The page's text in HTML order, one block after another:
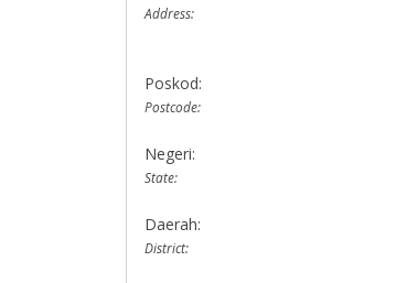
Address:
Poskod:
Postcode:
Negeri:
State:
Daerah:
District: